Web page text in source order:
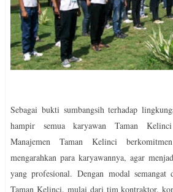
Sebagai bukti sumbangsih terhadap
hampir semua karyawan Taman
Manajemen Taman Kelinci
mengarahkan para karyawannya, agar
yang profesional. Dengan modal
Taman Kelinci, mulai dari tim kontraktor,